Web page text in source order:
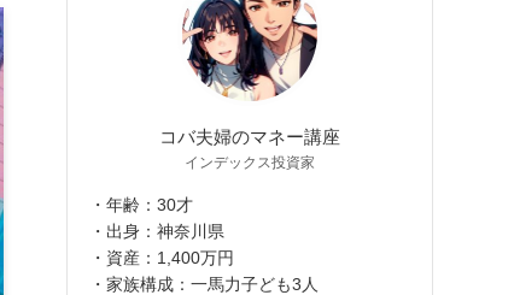
コバ夫婦のマネー講座
インデックス投資家
・年齢：30才
・出身：神奈川県
・資産：1,400万円
・家族構成：一馬力子ども3人